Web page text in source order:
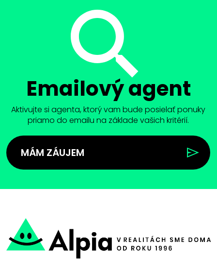
Emailový agent
Aktivujte si agenta, ktorý vam bude posielať ponuky
priamo do emailu na základe vašich kritérií.
MÁM ZÁUJEM